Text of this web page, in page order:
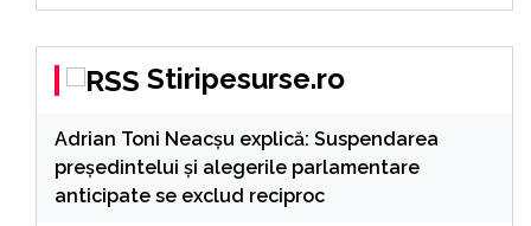
Stiripesurse.ro
Adrian Toni Neacșu explică: Suspendarea
președintelui și alegerile parlamentare
anticipate se exclud reciproc